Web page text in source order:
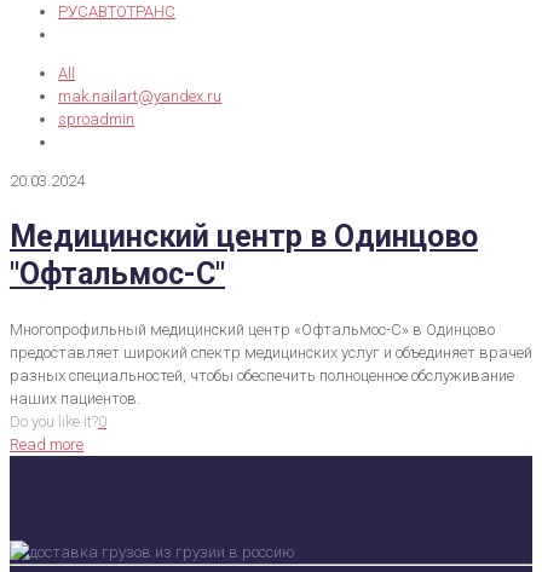
РУСАВТОТРАНС
All
mak.nailart@yandex.ru
sproadmin
20.03.2024
Медицинский центр в Одинцово
"Офтальмос-С"
Многопрофильный медицинский центр «Офтальмос-С» в Одинцово
предоставляет широкий спектр медицинских услуг и объединяет врачей
разных специальностей, чтобы обеспечить полноценное обслуживание
наших пациентов.
Do you like it?0
Read more